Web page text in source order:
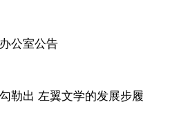
公室公告
勒出 左翼文学的发展步履